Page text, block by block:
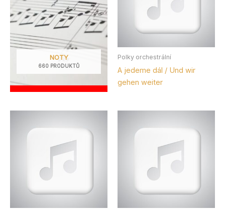
malé
střední
velké
Štítky produktu
Diskografie
NOTY
660 PRODUKTŮ
Polky orchestrální
A jedeme dál / Und wir
gehen weiter